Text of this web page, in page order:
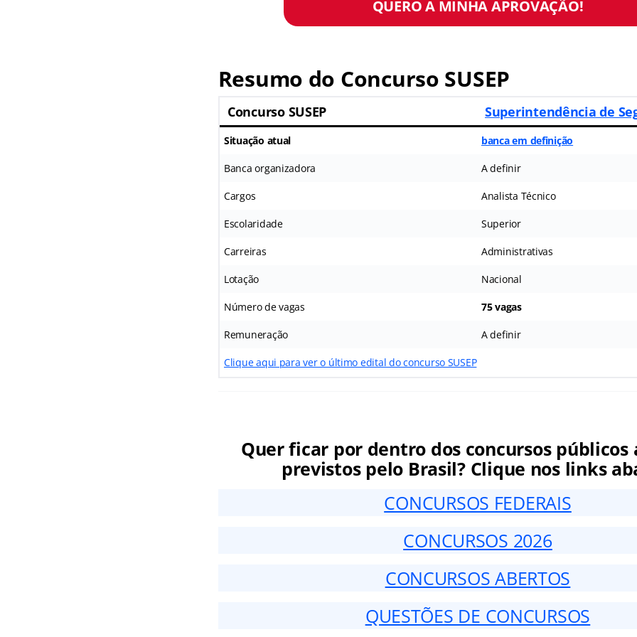
QUERO A MINHA APROVAÇÃO!
Resumo do Concurso SUSEP
Concurso SUSEP Superintendência de
Situação atual banca em definição
Banca organizadora A definir
Cargos Analista Técnico
Escolaridade Superior
Carreiras Administrativas
Lotação Nacional
Número de vagas 75 vagas
Remuneração A definir
Clique aqui para ver o último edital do concurso SUSEP
Quer ficar por dentro dos concursos públicos
previstos pelo Brasil? Clique nos links
CONCURSOS FEDERAIS
CONCURSOS 2026
CONCURSOS ABERTOS
QUESTÕES DE CONCURSOS